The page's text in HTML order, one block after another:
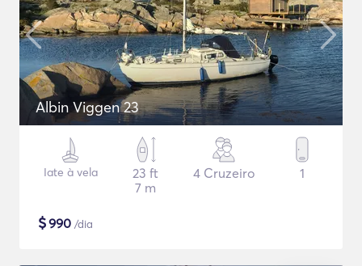
Albin Viggen 23
Iate à vela
23 ft
7 m
4 Cruzeiro 1
$990 /dia